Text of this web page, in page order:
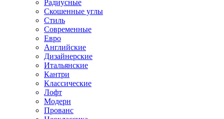
Радиусные
Скошенные углы
Стиль
Современные
Евро
Английские
Дизайнерские
Итальянские
Кантри
Классические
Лофт
Модерн
Прованс